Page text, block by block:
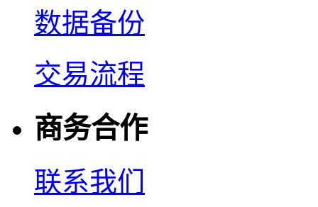
数据备份
交易流程
商务合作
联系我们